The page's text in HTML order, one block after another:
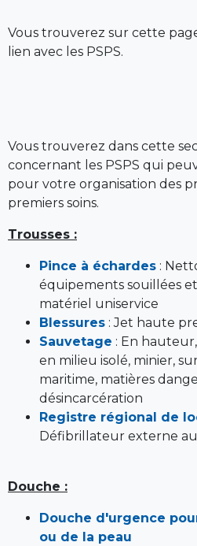
Vous trouverez sur cette
lien avec les PSPS.
Vous trouverez dans cette
concernant les PSPS qui
pour votre organisation des
premiers soins.
Trousses :
Pince à échardes :
équipements souillées
matériel uniservice
Blessures : Jet haute
Sauvetage : En
en milieu isolé, minier,
maritime, matières
désincarcération
Registre régional de
Défibrillateur externe
Douche :
Douche d'urgence
ou de la peau